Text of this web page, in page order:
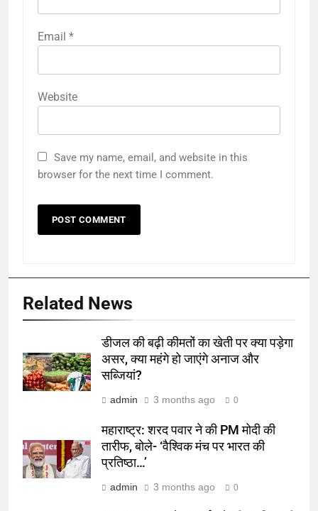
Email *
Website
Save my name, email, and website in this
browser for the next time I comment.
Related News
डीजल की बढ़ी कीमतों का खेती पर क्या पड़ेगा
असर, क्या महंगे हो जाएंगे अनाज और
सब्जियां?
admin 3 months ago 0
महाराष्ट्र: शरद पवार ने की PM मोदी की
तारीफ, बोले- ‘वैश्विक मंच पर भारत की
प्रतिष्ठा…’
admin 3 months ago 0